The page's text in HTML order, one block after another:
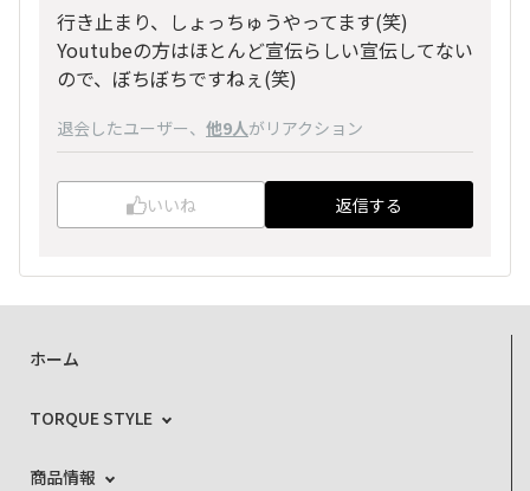
行き止まり、しょっちゅうやってます(笑)
Youtubeの方はほとんど宣伝らしい宣伝してない
ので、ぼちぼちですねぇ(笑)
退会したユーザー、 他9人がリアクション
いいね 返信する
ホーム
TORQUE STYLE
商品情報